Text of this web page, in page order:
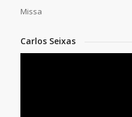
Missa
Carlos Seixas